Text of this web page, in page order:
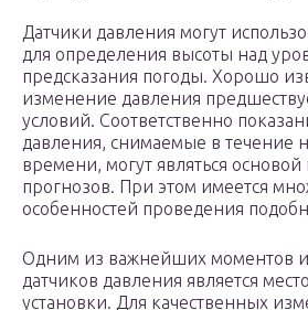
Датчики давления могут
для определения высоты над
предсказания погоды. Хорошо
изменение давления
условий. Соответственно
давления, снимаемые в течение
времени, могут являться
прогнозов. При этом имеется
особенностей проведения
Одним из важнейших моментов
датчиков давления является
установки. Для качественных